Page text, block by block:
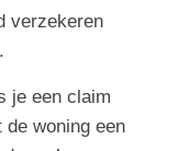
verzekeren
.
je een claim
de woning een